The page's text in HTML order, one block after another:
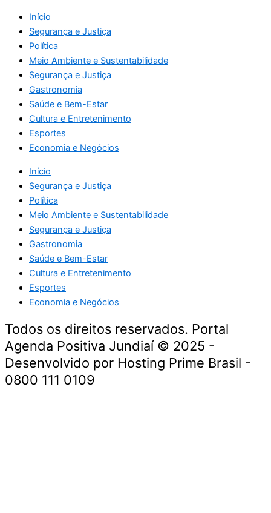
Início
Segurança e Justiça
Política
Meio Ambiente e Sustentabilidade
Segurança e Justiça
Gastronomia
Saúde e Bem-Estar
Cultura e Entretenimento
Esportes
Economia e Negócios
Início
Segurança e Justiça
Política
Meio Ambiente e Sustentabilidade
Segurança e Justiça
Gastronomia
Saúde e Bem-Estar
Cultura e Entretenimento
Esportes
Economia e Negócios
Todos os direitos reservados. Portal
Agenda Positiva Jundiaí © 2025 -
Desenvolvido por Hosting Prime Brasil -
0800 111 0109